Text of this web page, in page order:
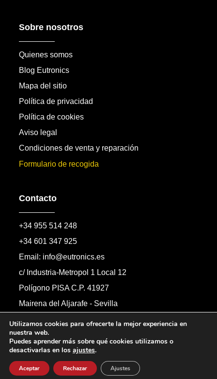
Sobre nosotros
Quienes somos
Blog Eutronics
Mapa del sitio
Política de privacidad
Política de cookies
Aviso legal
Condiciones de venta y reparación
Formulario de recogida
Contacto
+34 955 514 248
+34 601 347 925
Email: info@eutronics.es
c/ Industria-Metropol 1 Local 12
Polígono PISA C.P. 41927
Mairena del Aljarafe - Sevilla
Formulario de contacto
Todos los derechos reservados.
Utilizamos cookies para ofrecerte la mejor experiencia en
nuestra web.
Puedes aprender más sobre qué cookies utilizamos o
desactivarlas en los ajustes.
Aceptar Rechazar Ajustes